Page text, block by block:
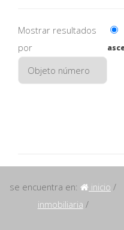
Mostrar resultados
por
se encuentra en: inicio /
inmobiliaria /